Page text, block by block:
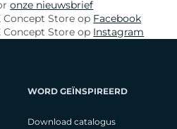
onze nieuwsbrief
Concept Store op Facebook
Concept Store op Instagram
WORD GEÏNSPIREERD
Download catalogus